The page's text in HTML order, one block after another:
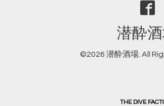
潜酔
©2026 潜酔酒場 . All
THE DIVE